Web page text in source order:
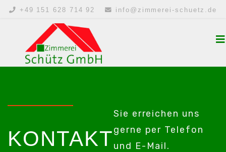
+49 151 628 714 92 info@zimmerei-schuetz.de
KONTAKT
Sie erreichen uns
gerne per Telefon
und E-Mail.